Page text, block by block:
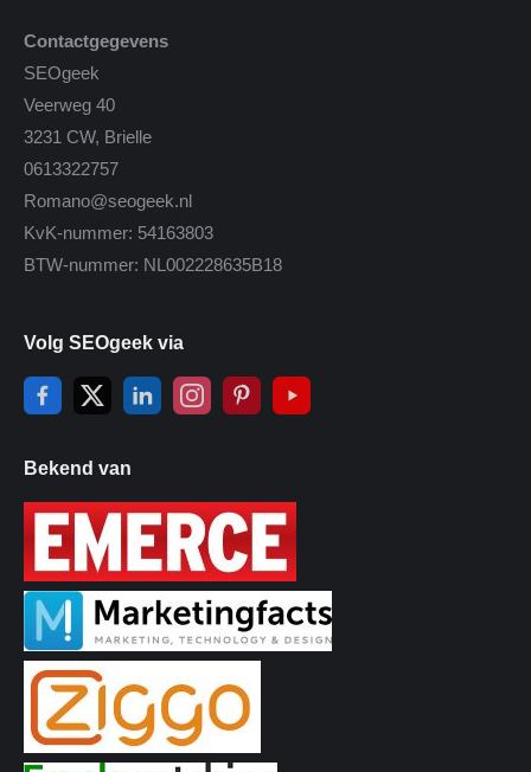
Contactgegevens
SEOgeek
Veerweg 40
3231 CW, Brielle
0613322757
Romano@seogeek.nl
KvK-nummer: 54163803
BTW-nummer: NL002228635B18
Volg SEOgeek via
Bekend van